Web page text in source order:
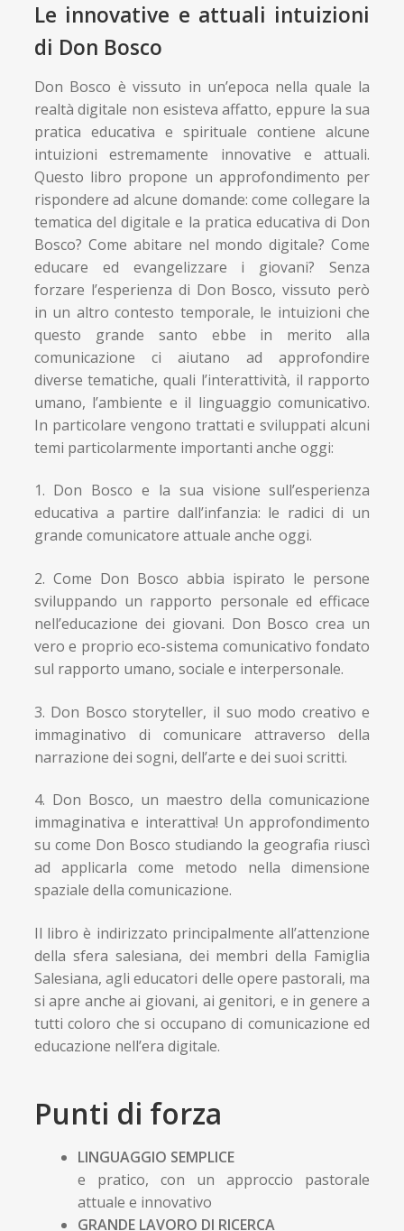
Le innovative e attuali intuizioni
di Don Bosco
Don Bosco è vissuto in un’epoca nella quale la
realtà digitale non esisteva affatto, eppure la sua
pratica educativa e spirituale contiene alcune
intuizioni estremamente innovative e attuali.
Questo libro propone un approfondimento per
rispondere ad alcune domande: come collegare la
tematica del digitale e la pratica educativa di Don
Bosco? Come abitare nel mondo digitale? Come
educare ed evangelizzare i giovani? Senza
forzare l’esperienza di Don Bosco, vissuto però
in un altro contesto temporale, le intuizioni che
questo grande santo ebbe in merito alla
comunicazione ci aiutano ad approfondire
diverse tematiche, quali l’interattività, il rapporto
umano, l’ambiente e il linguaggio comunicativo.
In particolare vengono trattati e sviluppati alcuni
temi particolarmente importanti anche oggi:
1. Don Bosco e la sua visione sull’esperienza
educativa a partire dall’infanzia: le radici di un
grande comunicatore attuale anche oggi.
2. Come Don Bosco abbia ispirato le persone
sviluppando un rapporto personale ed efficace
nell’educazione dei giovani. Don Bosco crea un
vero e proprio eco-sistema comunicativo fondato
sul rapporto umano, sociale e interpersonale.
3. Don Bosco storyteller, il suo modo creativo e
immaginativo di comunicare attraverso della
narrazione dei sogni, dell’arte e dei suoi scritti.
4. Don Bosco, un maestro della comunicazione
immaginativa e interattiva! Un approfondimento
su come Don Bosco studiando la geografia riuscì
ad applicarla come metodo nella dimensione
spaziale della comunicazione.
Il libro è indirizzato principalmente all’attenzione
della sfera salesiana, dei membri della Famiglia
Salesiana, agli educatori delle opere pastorali, ma
si apre anche ai giovani, ai genitori, e in genere a
tutti coloro che si occupano di comunicazione ed
educazione nell’era digitale.
Punti di forza
LINGUAGGIO SEMPLICE
e pratico, con un approccio pastorale
attuale e innovativo
GRANDE LAVORO DI RICERCA